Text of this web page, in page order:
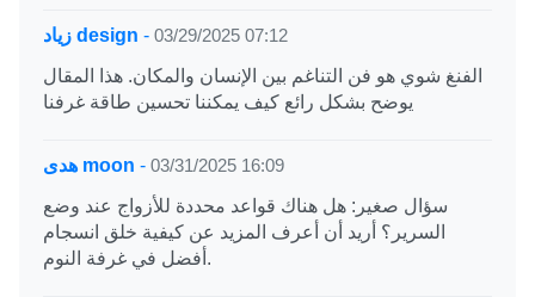
زياد design - 03/29/2025 07:12
الفنغ شوي هو فن التناغم بين الإنسان والمكان. هذا المقال
يوضح بشكل رائع كيف يمكننا تحسين طاقة غرفنا
هدى moon - 03/31/2025 16:09
سؤال صغير: هل هناك قواعد محددة للأزواج عند وضع
السرير؟ أريد أن أعرف المزيد عن كيفية خلق انسجام
أفضل في غرفة النوم.